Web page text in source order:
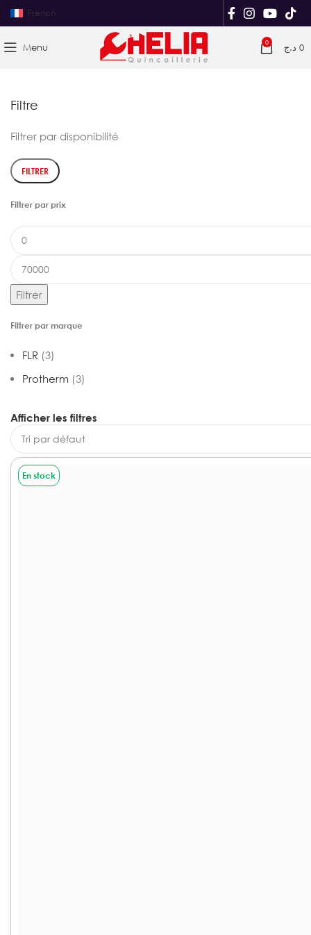
French
Menu 0 0 د.ج
Filtre
Filtrer par disponibilité
FILTRER
Filtrer par prix
Filtrer
Filtrer par marque
FLR (3)
Protherm (3)
Afficher les filtres
En stock